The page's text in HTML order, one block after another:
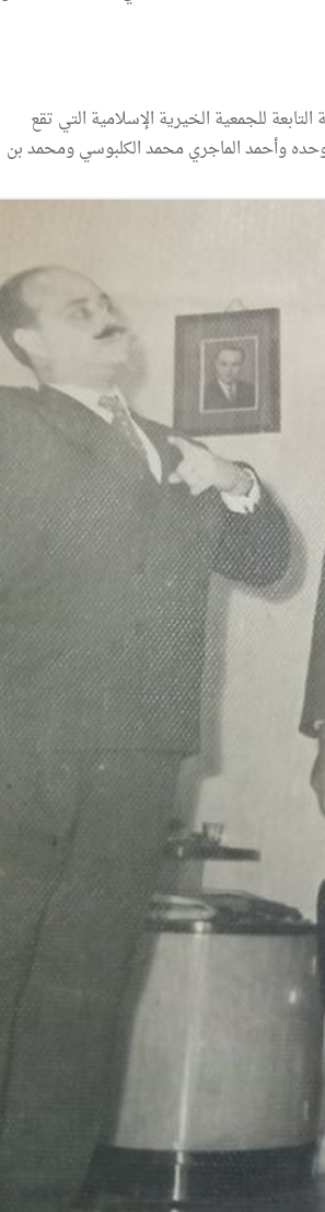
للجمعية الخيرية الإسلامية التي تقع
وأحمد الماجري محمد الكلبوسي ومحمد بن